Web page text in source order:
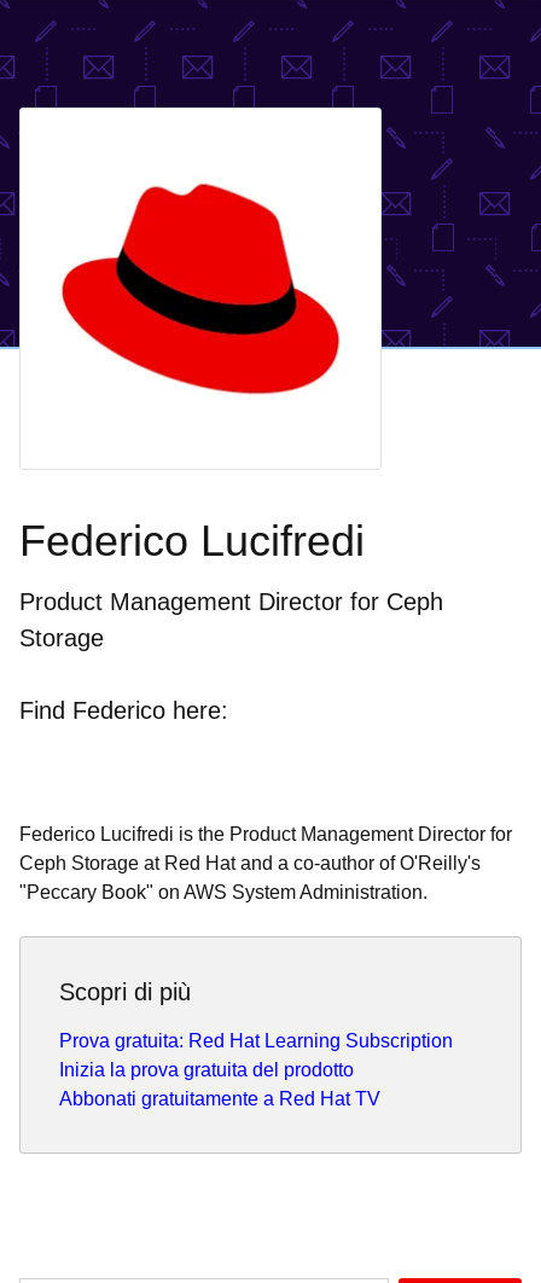
Federico Lucifredi
Product Management Director for Ceph
Storage
Find Federico here:
Federico Lucifredi is the Product Management Director for
Ceph Storage at Red Hat and a co-author of O'Reilly's
"Peccary Book" on AWS System Administration.
Scopri di più
Prova gratuita: Red Hat Learning Subscription
Inizia la prova gratuita del prodotto
Abbonati gratuitamente a Red Hat TV